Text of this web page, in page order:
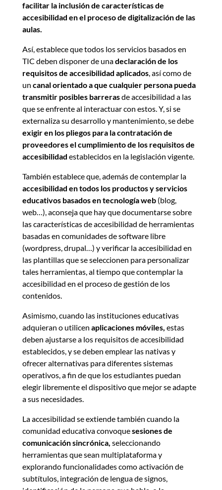
facilitar la inclusión de características de
accesibilidad en el proceso de digitalización de las
aulas.
Así, establece que todos los servicios basados en
TIC deben disponer de unadeclaración de los
requisitos de accesibilidad aplicados, así como de
un canal orientado a que cualquier persona pueda
transmitir posibles barrerasde accesibilidad a las
que se enfrente al interactuar con estos. Y, si se
externaliza su desarrollo y mantenimiento, se debe
exigir en los pliegos para la contratación de
proveedores el cumplimiento de los requisitos de
accesibilidad establecidos en la legislación vigente.
También establece que, además de contemplar la
accesibilidad en todos los productos y servicios
educativos basados en tecnología web(blog,
web…), aconseja que hay que documentarse sobre
las características de accesibilidad de herramientas
basadas en comunidades de software libre
(wordpress, drupal…) y verificar la accesibilidad en
las plantillas que se seleccionen para personalizar
tales herramientas, al tiempo que contemplar la
accesibilidad en el proceso de gestión de los
contenidos.
Asimismo, cuando las instituciones educativas
adquieran o utilicen aplicaciones móviles, estas
deben ajustarse a los requisitos de accesibilidad
establecidos, y se deben emplear las nativas y
ofrecer alternativas para diferentes sistemas
operativos, a fin de que los estudiantes puedan
elegir libremente el dispositivo que mejor se adapte
a sus necesidades.
La accesibilidad se extiende también cuando la
comunidad educativa convoquesesiones de
comunicación sincrónica, seleccionando
herramientas que sean multiplataforma y
explorando funcionalidades como activación de
subtítulos, integración de lengua de signos,